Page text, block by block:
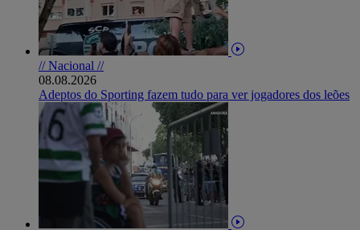
// Nacional //
08.08.2026
Adeptos do Sporting fazem tudo para ver jogadores dos leões